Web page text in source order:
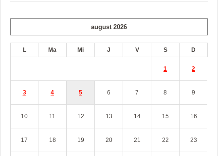
august 2026
L Ma Mi J V S D
1 2
3 4 5 6 7 8 9
10 11 12 13 14 15 16
17 18 19 20 21 22 23